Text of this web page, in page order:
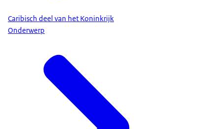
Caribisch deel van het Koninkrijk
Onderwerp